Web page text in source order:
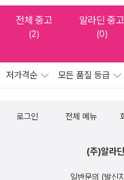
전체 중고
(2)
알라딘 중고
(0)
저가격순 모든 품질 등급
로그인 전체 메뉴
(주)알라
일반문의 (발신